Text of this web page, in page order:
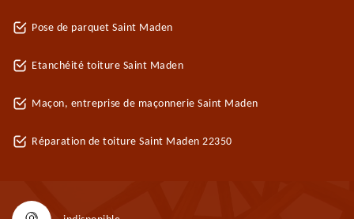
Pose de parquet Saint Maden
Etanchéité toiture Saint Maden
Maçon, entreprise de maçonnerie Saint Maden
Réparation de toiture Saint Maden 22350